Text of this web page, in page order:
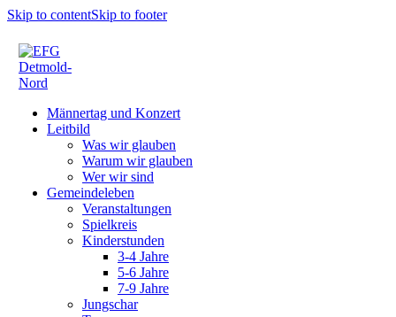
Skip to contentSkip to footer
Männertag und Konzert
Leitbild
Was wir glauben
Warum wir glauben
Wer wir sind
Gemeindeleben
Veranstaltungen
Spielkreis
Kinderstunden
3-4 Jahre
5-6 Jahre
7-9 Jahre
Jungschar